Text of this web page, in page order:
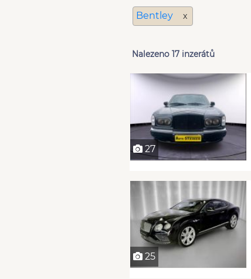
Bentley
x
Nalezeno 17 inzerátů
27
25